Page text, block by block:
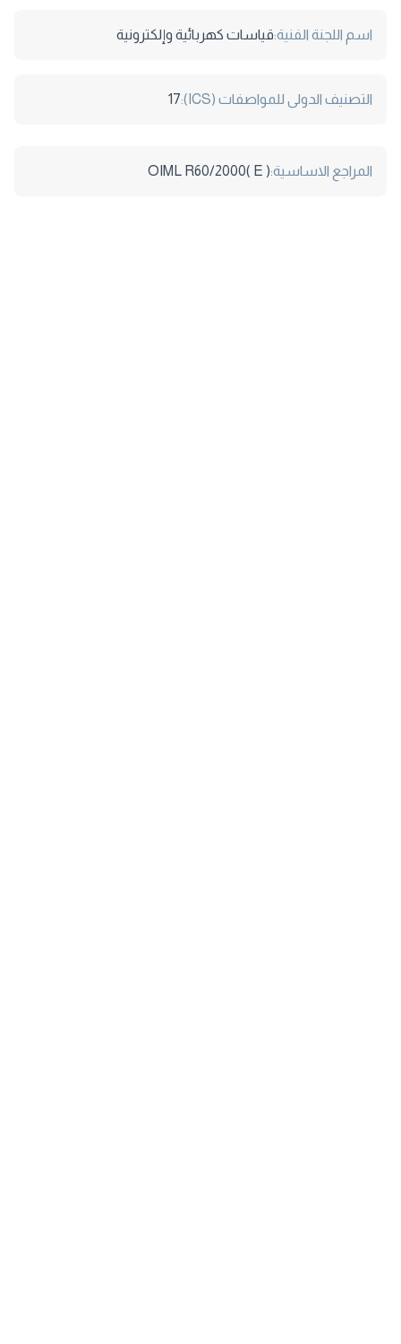
اسم اللجنة الفنية:قياسات كهربائية وإلكترونية
التصنيف الدولى للمواصفات (ICS): 17
المراجع الاساسية:OIML R60/2000( E )